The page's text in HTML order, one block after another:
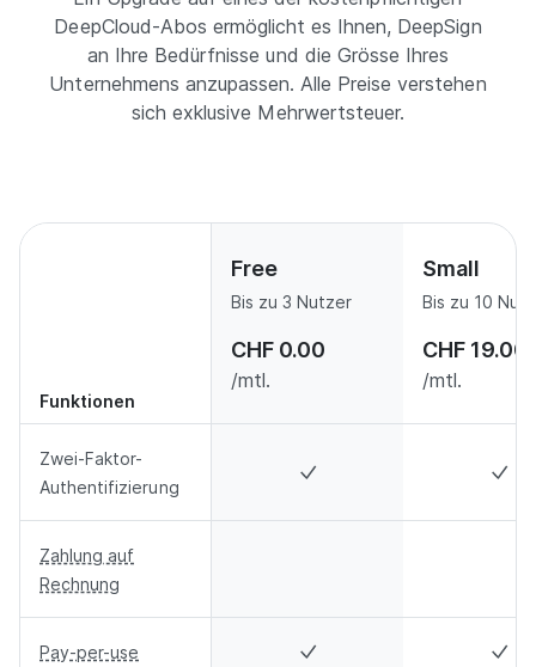
DeepCloud-Abos ermöglicht es Ihnen, DeepSign
an Ihre Bedürfnisse und die Grösse Ihres
Unternehmens anzupassen. Alle Preise verstehen
sich exklusive Mehrwertsteuer.
Funktionen
Free
Bis zu 3 Nutzer
CHF 0.00
/mtl.
Small
Bis zu 10
CHF 19.00
/mtl.
Zwei-Faktor-
Authentifizierung
Zahlung auf
Rechnung
Pay-per-use